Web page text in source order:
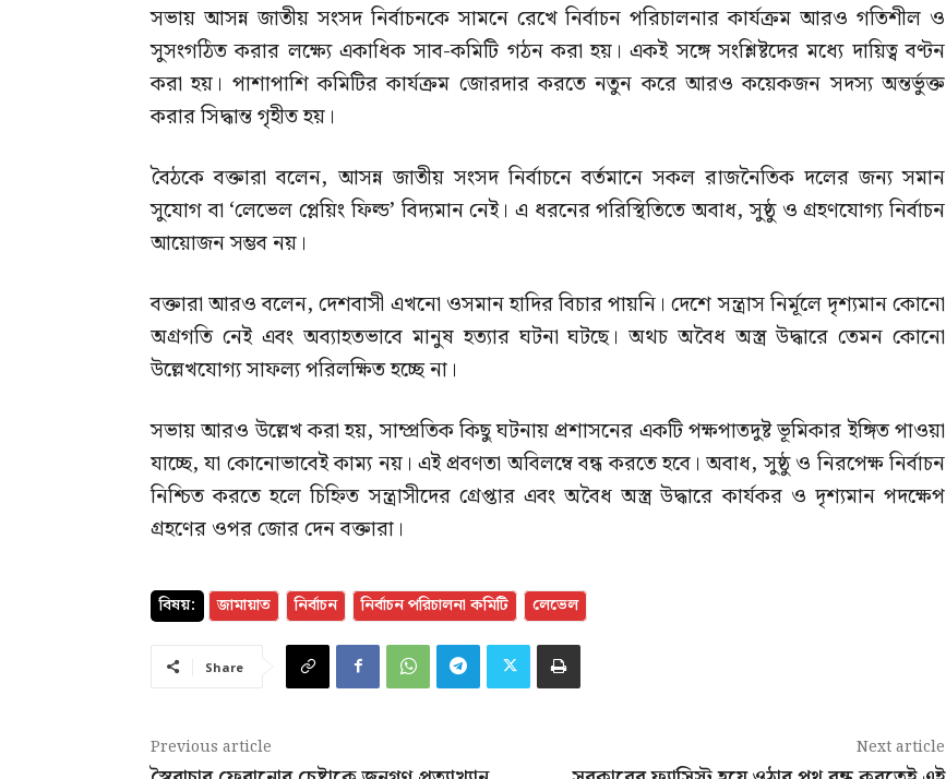
সভায় আসন্ন জাতীয় সংসদ নির্বাচনকে সামনে রেখে নির্বাচন পরিচালনার কার্যক্রম আরও গতিশীল ও
সুসংগঠিত করার লক্ষ্যে একাধিক সাব-কমিটি গঠন করা হয়। একই সঙ্গে সংশ্লিষ্টদের মধ্যে দায়িত্ব বণ্টন
করা হয়। পাশাপাশি কমিটির কার্যক্রম জোরদার করতে নতুন করে আরও কয়েকজন সদস্য অন্তর্ভুক্ত
করার সিদ্ধান্ত গৃহীত হয়।
বৈঠকে বক্তারা বলেন, আসন্ন জাতীয় সংসদ নির্বাচনে বর্তমানে সকল রাজনৈতিক দলের জন্য সমান
সুযোগ বা ‘লেভেল প্লেয়িং ফিল্ড’ বিদ্যমান নেই। এ ধরনের পরিস্থিতিতে অবাধ, সুষ্ঠু ও গ্রহণযোগ্য নির্বাচন
আয়োজন সম্ভব নয়।
বক্তারা আরও বলেন, দেশবাসী এখনো ওসমান হাদির বিচার পায়নি। দেশে সন্ত্রাস নির্মূলে দৃশ্যমান কোনো
অগ্রগতি নেই এবং অব্যাহতভাবে মানুষ হত্যার ঘটনা ঘটছে। অথচ অবৈধ অস্ত্র উদ্ধারে তেমন কোনো
উল্লেখযোগ্য সাফল্য পরিলক্ষিত হচ্ছে না।
সভায় আরও উল্লেখ করা হয়, সাম্প্রতিক কিছু ঘটনায় প্রশাসনের একটি পক্ষপাতদুষ্ট ভূমিকার ইঙ্গিত পাওয়া
যাচ্ছে, যা কোনোভাবেই কাম্য নয়। এই প্রবণতা অবিলম্বে বন্ধ করতে হবে। অবাধ, সুষ্ঠু ও নিরপেক্ষ নির্বাচন
নিশ্চিত করতে হলে চিহ্নিত সন্ত্রাসীদের গ্রেপ্তার এবং অবৈধ অস্ত্র উদ্ধারে কার্যকর ও দৃশ্যমান পদক্ষেপ
গ্রহণের ওপর জোর দেন বক্তারা।
বিষয়: জামায়াত নির্বাচন নির্বাচন পরিচালনা কমিটি লেভেল
Share
Previous article Next article